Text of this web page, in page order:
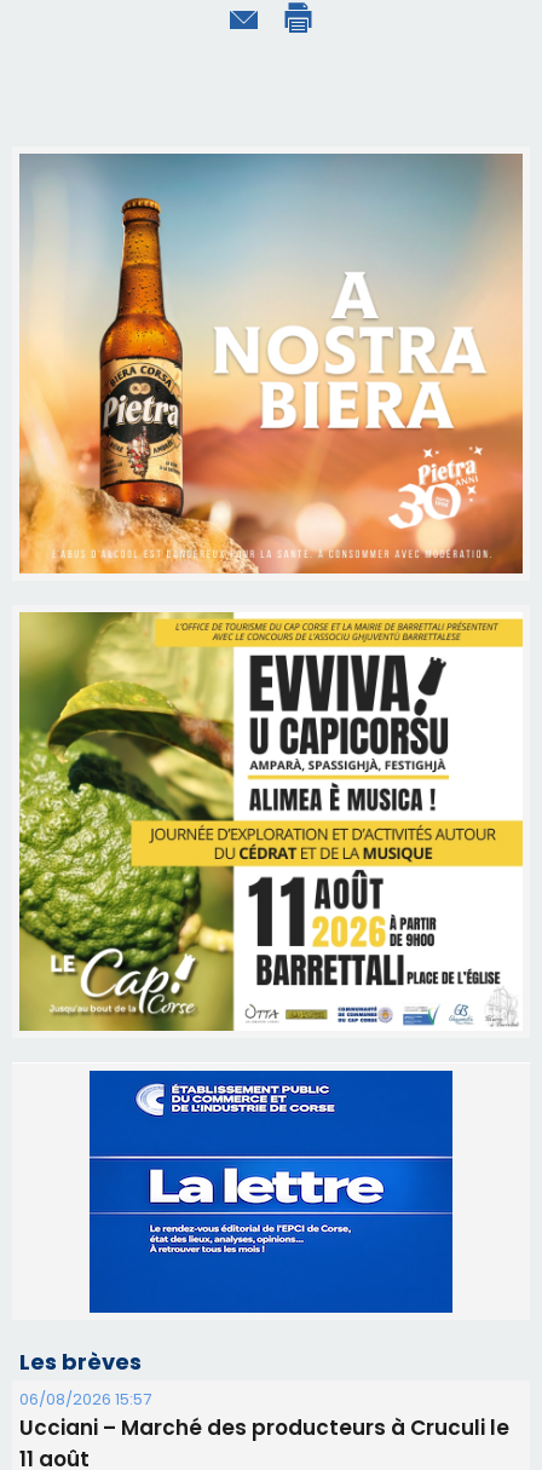
06/08/2026 15:57
Ucciani – Marché des producteurs à Cruculi le
Corte – L’association A Nuciola organise une
projection sous les étoiles
06/08/2026 15:04
Alata - Soirée Tango Argentin au stade de San
Benedetto